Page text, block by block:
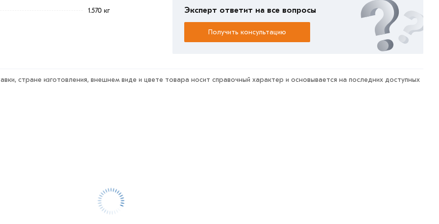
1.570 кг Эксперт ответит на все вопросы
Получить консультацию
стране изготовления, внешнем виде и цвете товара носит справочный характер и основывается на последних доступных